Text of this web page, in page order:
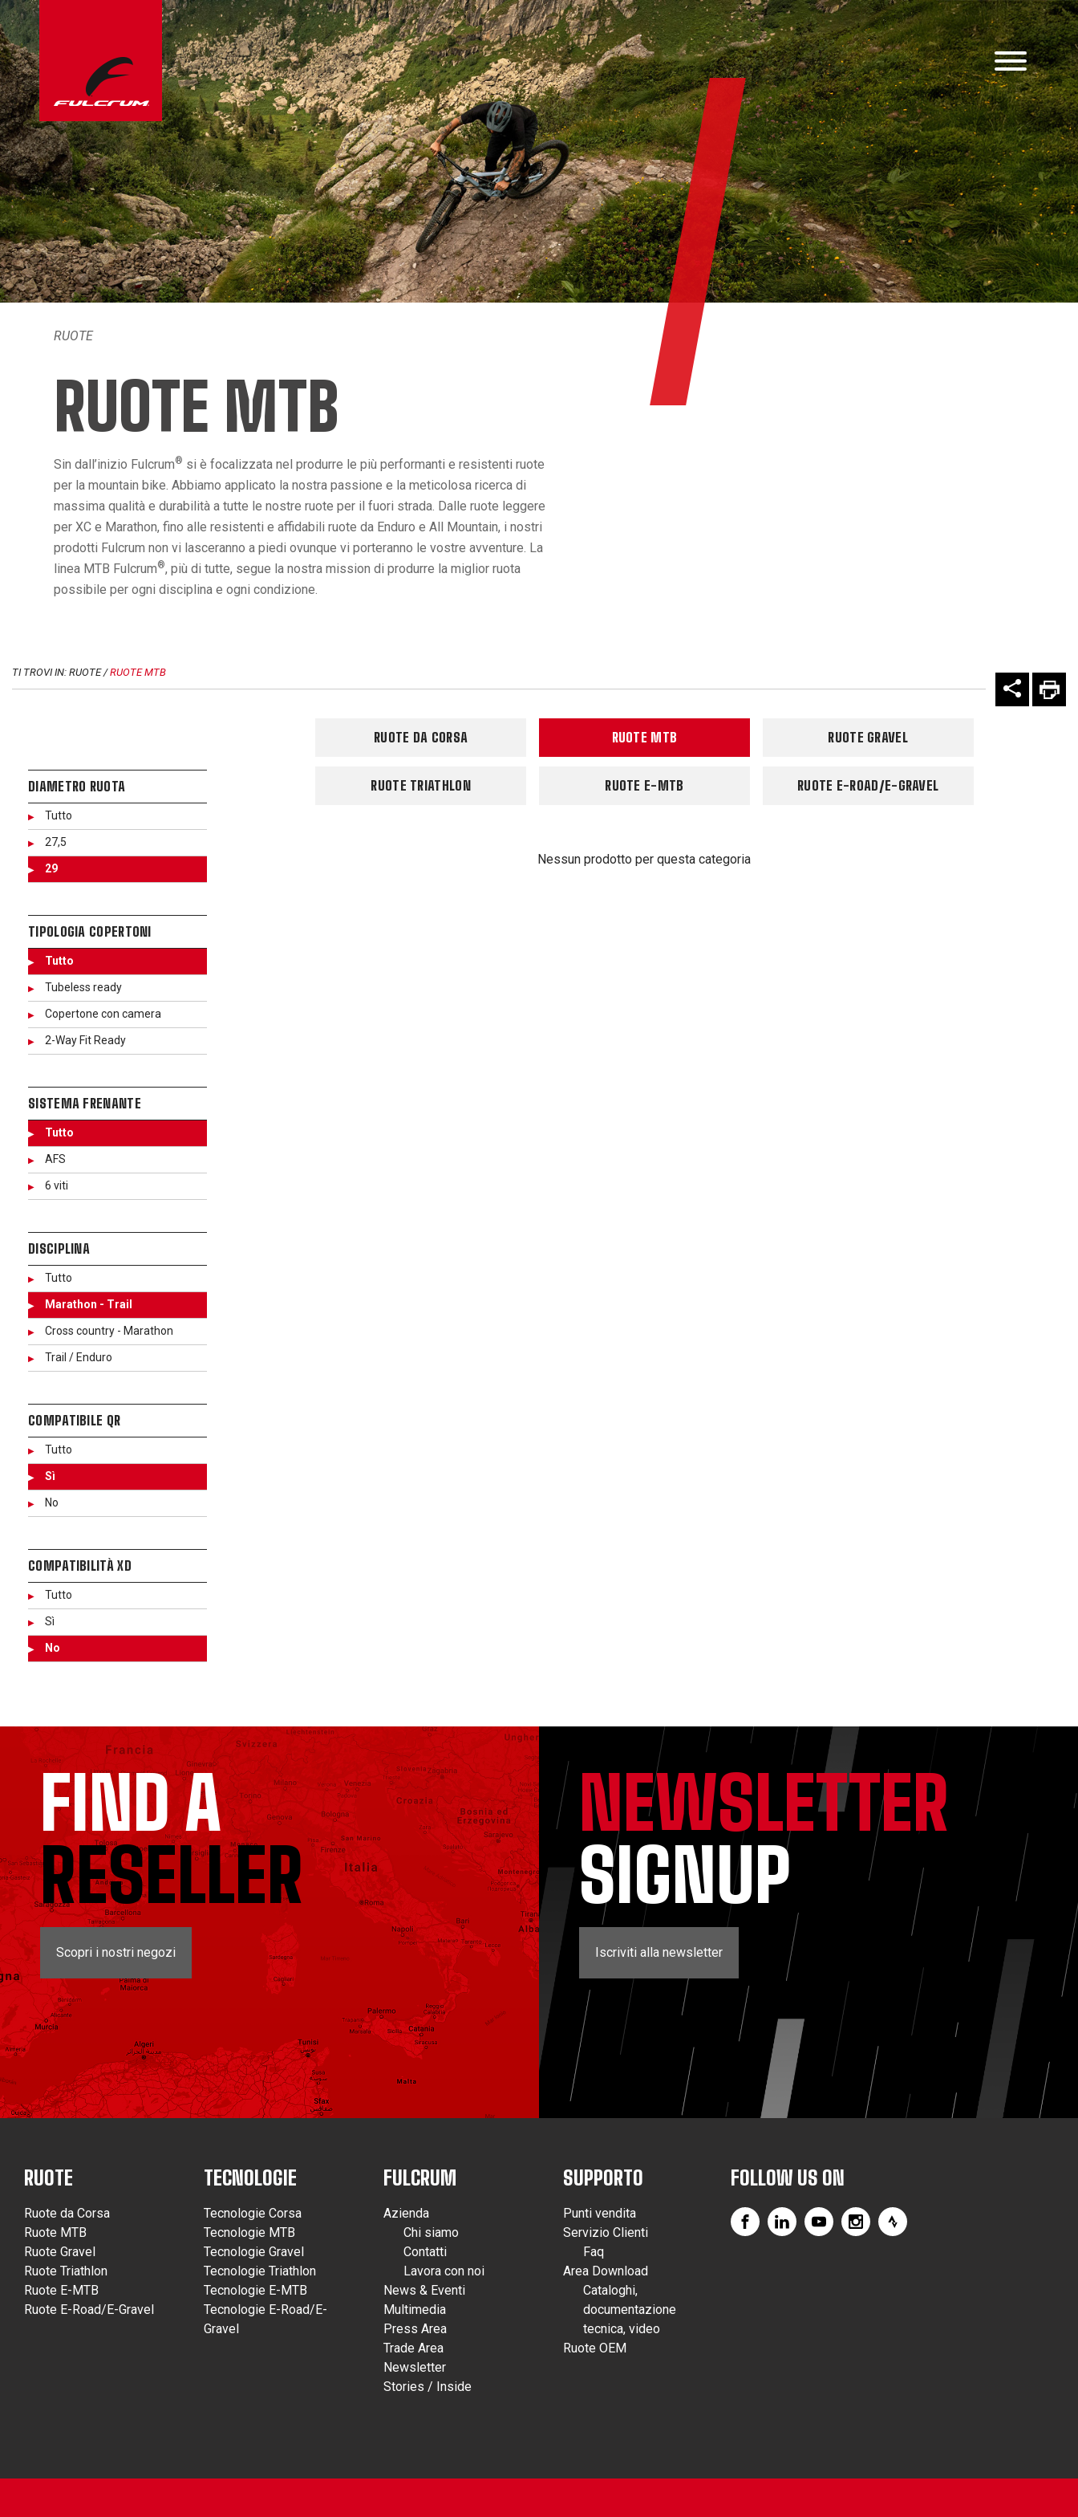
RUOTE
RUOTE MTB
Sin dall’inizio Fulcrum® si è focalizzata nel produrre le più performanti e resistenti ruote
per la mountain bike. Abbiamo applicato la nostra passione e la meticolosa ricerca di
massima qualità e durabilità a tutte le nostre ruote per il fuori strada. Dalle ruote leggere
per XC e Marathon, fino alle resistenti e affidabili ruote da Enduro e All Mountain, i nostri
prodotti Fulcrum non vi lasceranno a piedi ovunque vi porteranno le vostre avventure. La
linea MTB Fulcrum®, più di tutte, segue la nostra mission di produrre la miglior ruota
possibile per ogni disciplina e ogni condizione.
TI TROVI IN: RUOTE /RUOTE MTB
DIAMETRO RUOTA
Tutto
27,5
29
TIPOLOGIA COPERTONI
Tutto
Tubeless ready
Copertone con camera
2-Way Fit Ready
SISTEMA FRENANTE
Tutto
AFS
6 viti
DISCIPLINA
Tutto
Marathon - Trail
Cross country - Marathon
Trail / Enduro
COMPATIBILE QR
Tutto
Sì
No
COMPATIBILITÀ XD
Tutto
Sì
No
RUOTE DA CORSA RUOTE MTB RUOTE GRAVEL
RUOTE TRIATHLON RUOTE E-MTB RUOTE E-ROAD/E-GRAVEL
Nessun prodotto per questa categoria
FIND A
RESELLER
Scopri i nostri negozi
NEWSLETTER
SIGNUP
Iscriviti alla newsletter
RUOTE
Ruote da Corsa
Ruote MTB
Ruote Gravel
Ruote Triathlon
Ruote E-MTB
Ruote E-Road/E-Gravel
TECNOLOGIE
Tecnologie Corsa
Tecnologie MTB
Tecnologie Gravel
Tecnologie Triathlon
Tecnologie E-MTB
Tecnologie E-Road/E-
Gravel
FULCRUM
Azienda
Chi siamo
Contatti
Lavora con noi
News & Eventi
Multimedia
Press Area
Trade Area
Newsletter
Stories / Inside
SUPPORTO
Punti vendita
Servizio Clienti
Faq
Area Download
Cataloghi,
documentazione
tecnica, video
Ruote OEM
FOLLOW US ON